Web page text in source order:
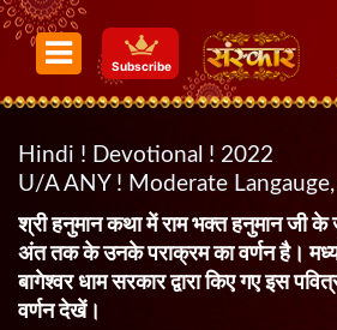
Subscribe
Hindi ! Devotional ! 2022
U/A ANY ! Moderate
श्री हनुमान कथा में राम भक्त हनुमान जी
अंत तक के उनके पराक्रम का वर्णन है।
बागेश्वर धाम सरकार द्वारा किए गए इस
वर्णन देखें।